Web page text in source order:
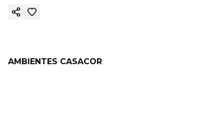
Copiar link
AMBIENTES CASACOR